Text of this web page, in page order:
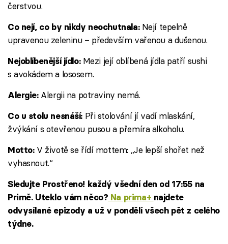
čerstvou.
Co nejí, co by nikdy neochutnala: Nejí tepelně
upravenou zeleninu – především vařenou a dušenou.
Nejoblíbenější jídlo: Mezi její oblíbená jídla patří sushi
s avokádem a lososem.
Alergie: Alergii na potraviny nemá.
Co u stolu nesnáší:Při stolování jí vadí mlaskání,
žvýkání s otevřenou pusou a přemíra alkoholu.
Motto: V životě se řídí mottem: „Je lepší shořet než
vyhasnout.“
Sledujte Prostřeno! každý všední den od 17:55 na
Primě. Uteklo vám něco? Na prima+ najdete
odvysílané epizody a už v pondělí všech pět z celého
týdne.